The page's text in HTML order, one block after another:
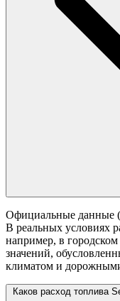
Официальные данные (
В реальных условиях
например, в
значений,
климатом и
Каков расход топлива